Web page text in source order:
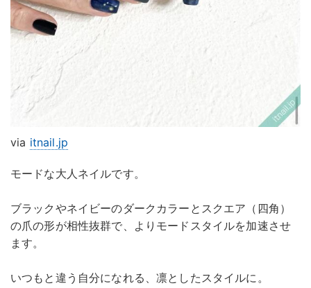
via itnail.jp
モードな大人ネイルです。
ブラックやネイビーのダークカラーとスクエア（四角）
の爪の形が相性抜群で、よりモードスタイルを加速させ
ます。
いつもと違う自分になれる、凛としたスタイルに。